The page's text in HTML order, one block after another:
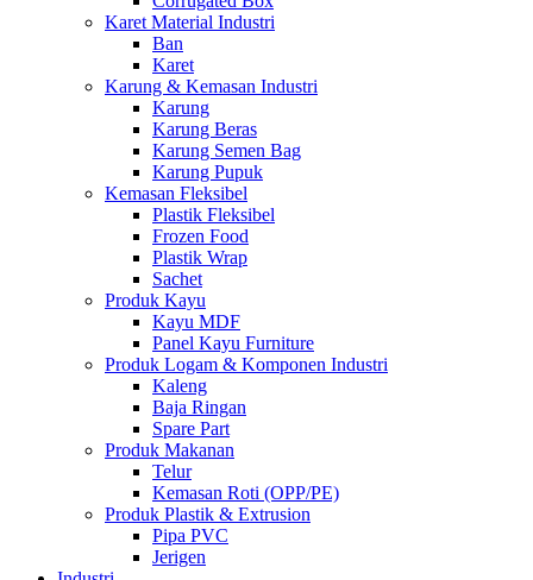
Karet Material Industri
Ban
Karet
Karung & Kemasan Industri
Karung
Karung Beras
Karung Semen Bag
Karung Pupuk
Kemasan Fleksibel
Plastik Fleksibel
Frozen Food
Plastik Wrap
Sachet
Produk Kayu
Kayu MDF
Panel Kayu Furniture
Produk Logam & Komponen Industri
Kaleng
Baja Ringan
Spare Part
Produk Makanan
Telur
Kemasan Roti (OPP/PE)
Produk Plastik & Extrusion
Pipa PVC
Jerigen